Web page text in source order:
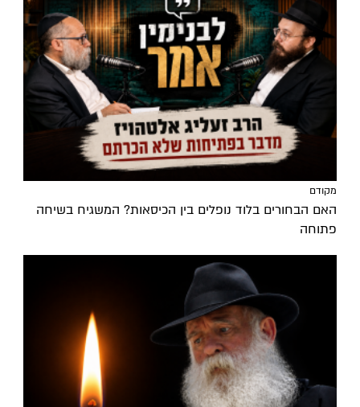
מקודם
האם הבחורים בלוד נופלים בין הכיסאות? המשגיח בשיחה
פתוחה